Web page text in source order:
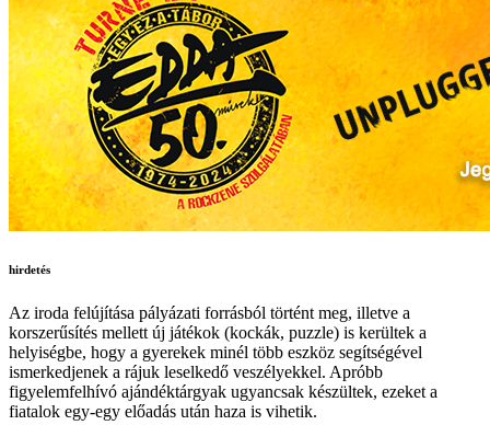
hirdetés
Az iroda felújítása pályázati forrásból történt meg, illetve a
korszerűsítés mellett új játékok (kockák, puzzle) is kerültek a
helyiségbe, hogy a gyerekek minél több eszköz segítségével
ismerkedjenek a rájuk leselkedő veszélyekkel. Apróbb
figyelemfelhívó ajándéktárgyak ugyancsak készültek, ezeket a
fiatalok egy-egy előadás után haza is vihetik.